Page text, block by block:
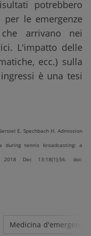
potrebbero
per le emergenze
arrivano nei
L'impatto delle
ecc.) sulla
è una tesi
E, Spechbach H. Admission
during tennis broadcasting: a
Dec 13;18(1):56. doi:
Medicina